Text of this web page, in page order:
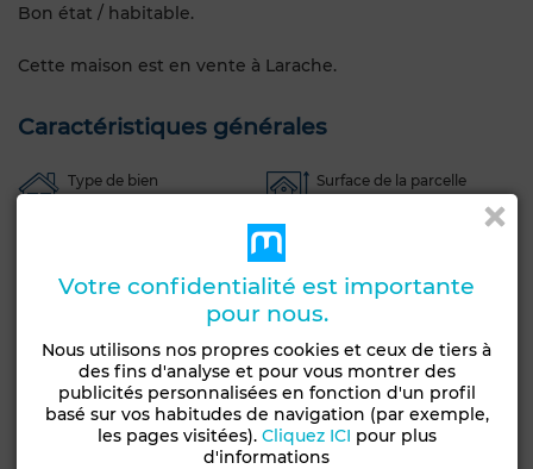
Bon état / habitable.
Cette maison est en vente à Larache.
Caractéristiques générales
Type de bien Surface de la parcelle
Bon état / habitable
Voir plus de photos
Votre confidentialité est importante
pour nous.
Nous utilisons nos propres cookies et ceux de tiers à
des fins d'analyse et pour vous montrer des
publicités personnalisées en fonction d'un profil
basé sur vos habitudes de navigation (par exemple,
les pages visitées). Cliquez ICI pour plus
d'informations